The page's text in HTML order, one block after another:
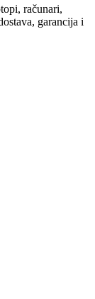
računari,
garancija i